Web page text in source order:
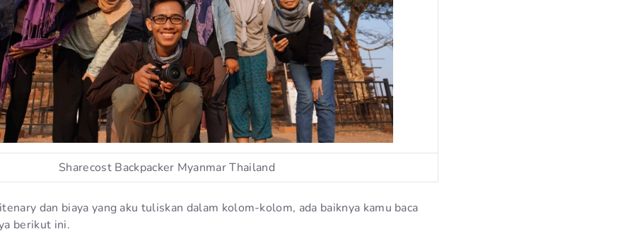
Sharecost Backpacker Myanmar Thailand
dan biaya yang aku tuliskan dalam kolom-kolom, ada baiknya kamu baca
berikut ini.